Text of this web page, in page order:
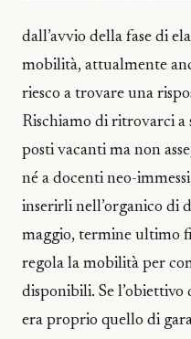
dall’avvio della fase di
mobilità, attualmente
riesco a trovare una
Rischiamo di ritrovarci
posti vacanti ma non
né a docenti neo-
inserirli nell’organico di
maggio, termine ultimo
regola la mobilità per
disponibili. Se
era proprio quello di